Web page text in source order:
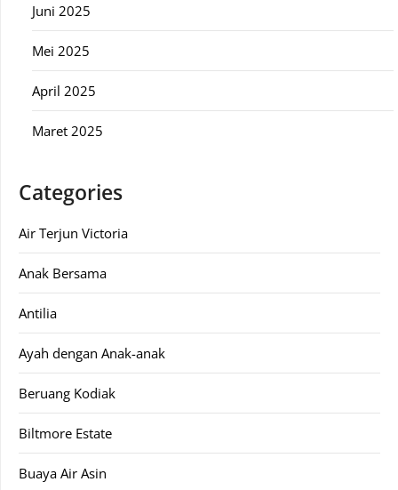
Juni 2025
Mei 2025
April 2025
Maret 2025
Categories
Air Terjun Victoria
Anak Bersama
Antilia
Ayah dengan Anak-anak
Beruang Kodiak
Biltmore Estate
Buaya Air Asin